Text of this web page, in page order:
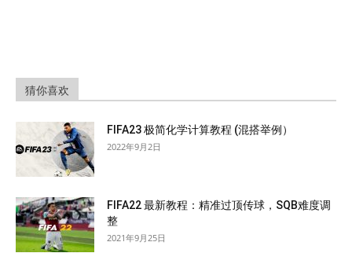
猜你喜欢
FIFA23 极简化学计算教程 (混搭举例）
2022年9月2日
FIFA22 最新教程：精准过顶传球，SQB难度调
整
2021年9月25日